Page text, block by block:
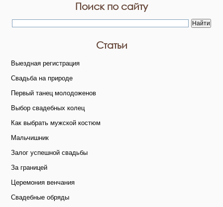
Поиск по сайту
Статьи
Выездная регистрация
Свадьба на природе
Первый танец молодоженов
Выбор свадебных колец
Как выбрать мужской костюм
Мальчишник
Залог успешной свадьбы
За границей
Церемония венчания
Свадебные обряды